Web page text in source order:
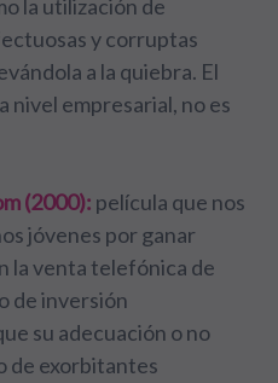
la utilización de
y corruptas
a la quiebra. El
nivel empresarial, no es
(2000): película que nos
jóvenes por ganar
la venta telefónica de
de inversión
su adecuación o no
de exorbitantes